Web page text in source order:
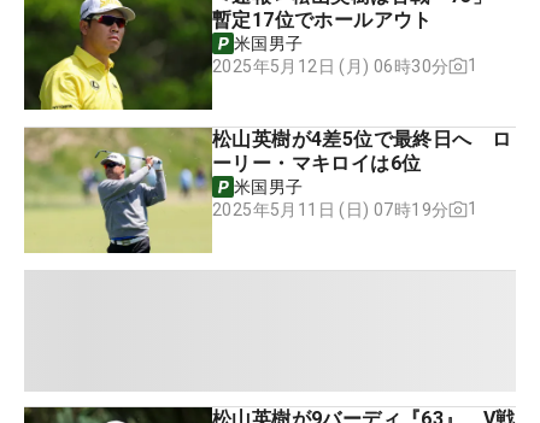
暫定17位でホールアウト
米国男子
2025年5月12日 (月) 06時30分
1
松山英樹が4差5位で最終日へ ロ
ーリー・マキロイは6位
米国男子
2025年5月11日 (日) 07時19分
1